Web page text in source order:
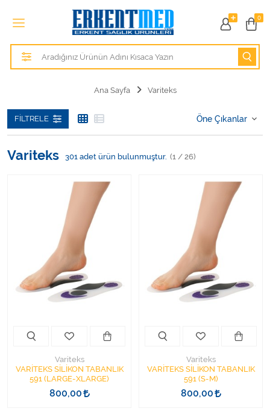
0
Tüm Kategoriler
Alezler
Hasta Bakım Ürünleri
Hasta Bakım Ürünleri
Hastane Mobilyaları
Kişisel Bakım ve Sağlık
Kişisel Bakım ve Sağlık
Ortopedi Ürünleri
Ortopedi Ürünleri
Sarf Malzemeleri
Ana Sayfa Variteks
FILTRELE
Variteks 301 adet ürün bulunmuştur. (1 / 26)
Variteks
VARİTEKS SİLİKON TABANLIK
591 (LARGE-XLARGE)
800,00
Variteks
VARİTEKS SİLİKON TABANLIK
591 (S-M)
800,00